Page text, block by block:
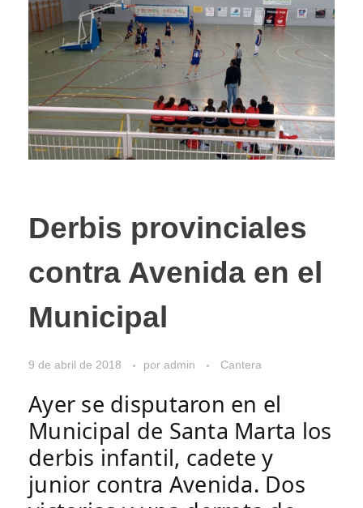
Derbis provinciales
contra Avenida en el
Municipal
9 de abril de 2018 por admin Cantera
Ayer se disputaron en el
Municipal de Santa Marta los
derbis infantil, cadete y
junior contra Avenida. Dos